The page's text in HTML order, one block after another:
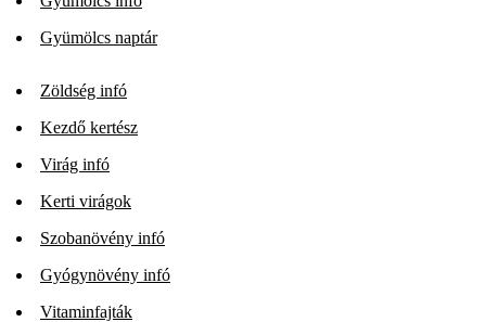
Gyümölcs naptár
Zöldség infó
Kezdő kertész
Virág infó
Kerti virágok
Szobanövény infó
Gyógynövény infó
Vitaminfajták